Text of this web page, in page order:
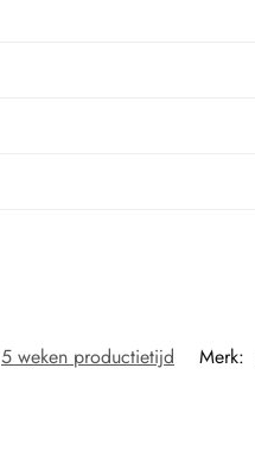
5 weken productietijd Merk: